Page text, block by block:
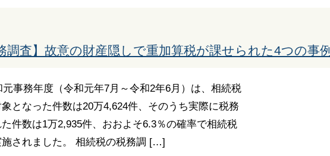
調査】故意の財産隠しで重加算税が課せられた4つの事例
事務年度（令和元年7月～令和2年6月）は、相続税
となった件数は20万4,624件、そのうち実際に税務
件数は1万2,935件、おおよそ6.3％の確率で相続税
されました。 相続税の税務調 […]